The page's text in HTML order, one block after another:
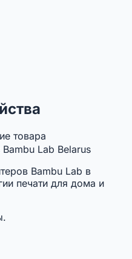
Bambu Lab Belarus
Bambu Lab в
печати для дома и